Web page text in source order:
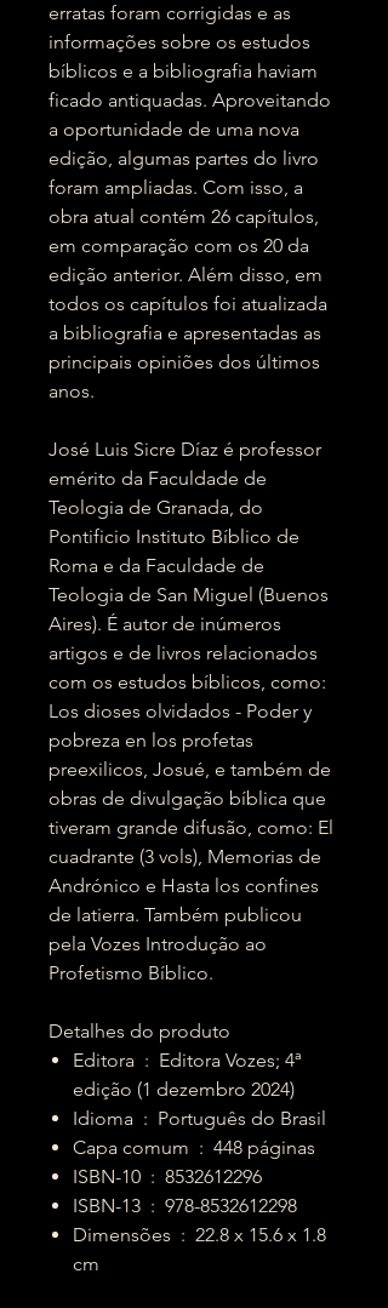
erratas foram corrigidas e as
informações sobre os estudos
bíblicos e a bibliografia haviam
ficado antiquadas. Aproveitando
a oportunidade de uma nova
edição, algumas partes do livro
foram ampliadas. Com isso, a
obra atual contém 26 capítulos,
em comparação com os 20 da
edição anterior. Além disso, em
todos os capítulos foi atualizada
a bibliografia e apresentadas as
principais opiniões dos últimos
anos.
José Luis Sicre Díaz é professor
emérito da Faculdade de
Teologia de Granada, do
Pontificio Instituto Bíblico de
Roma e da Faculdade de
Teologia de San Miguel (Buenos
Aires). É autor de inúmeros
artigos e de livros relacionados
com os estudos bíblicos, como:
Los dioses olvidados - Poder y
pobreza en los profetas
preexilicos, Josué, e também de
obras de divulgação bíblica que
tiveram grande difusão, como: El
cuadrante (3 vols), Memorias de
Andrónico e Hasta los confines
de latierra. Também publicou
pela Vozes Introdução ao
Profetismo Bíblico.
Detalhes do produto
Editora ‏ : ‎ Editora Vozes; 4ª
edição (1 dezembro 2024)
Idioma ‏ : ‎ Português do Brasil
Capa comum ‏ : ‎ 448 páginas
ISBN-10 ‏ : ‎ 8532612296
ISBN-13 ‏ : ‎ 978-8532612298
Dimensões ‏ : ‎ 22.8 x 15.6 x 1.8
cm